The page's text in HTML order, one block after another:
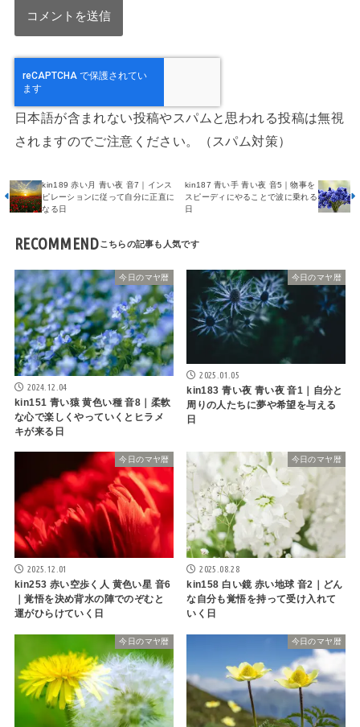
日本語が含まれない投稿やスパムと思われる投稿は無視
されますのでご注意ください。（スパム対策）
kin189 赤い月 青い夜 音7｜インス
ピレーションに従って自分に正直に
なる日
kin187 青い手 青い夜 音5｜物事を
スピーディにやることで波に乗れる
日
RECOMMEND
今日のマヤ暦
2024.12.04
kin151 青い猿 黄色い種 音8｜柔軟
な心で楽しくやっていくとヒラメ
キが来る日
今日のマヤ暦
2025.01.05
kin183 青い夜 青い夜 音1｜自分と
周りの人たちに夢や希望を与える
日
今日のマヤ暦
2025.12.01
kin253 赤い空歩く人 黄色い星 音6
｜覚悟を決め背水の陣でのぞむと
運がひらけていく日
今日のマヤ暦
2025.08.28
kin158 白い鏡 赤い地球 音2｜どん
な自分も覚悟を持って受け入れて
いく日
今日のマヤ暦 今日のマヤ暦